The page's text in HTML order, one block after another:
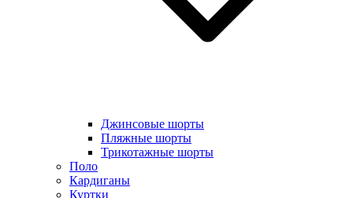
Джинсовые шорты
Пляжные шорты
Трикотажные шорты
Поло
Кардиганы
Куртки